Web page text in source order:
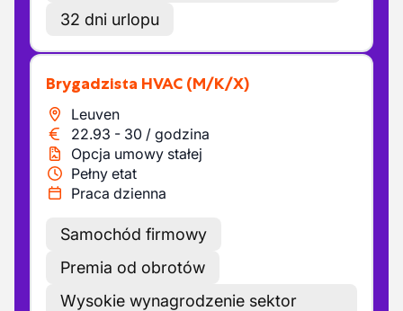
32 dni urlopu
Brygadzista HVAC (M/K/X)
Leuven
22.93 - 30 / godzina
Opcja umowy stałej
Pełny etat
Praca dzienna
Samochód firmowy
Premia od obrotów
Wysokie wynagrodzenie sektor